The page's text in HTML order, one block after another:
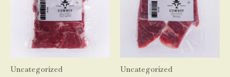
Uncategorized Uncategorized